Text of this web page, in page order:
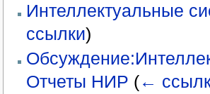
Интеллектуальные
ссылки)
Отчеты НИР (←